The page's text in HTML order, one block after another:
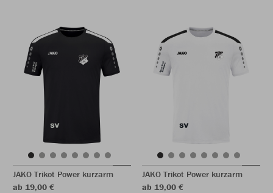
JAKO Trikot Power kurzarm
ab 19,00 €
JAKO Trikot Power kurzarm
ab 19,00 €